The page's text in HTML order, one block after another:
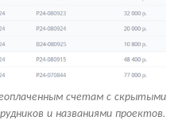
счетам с скрытыми
и названиями проектов.